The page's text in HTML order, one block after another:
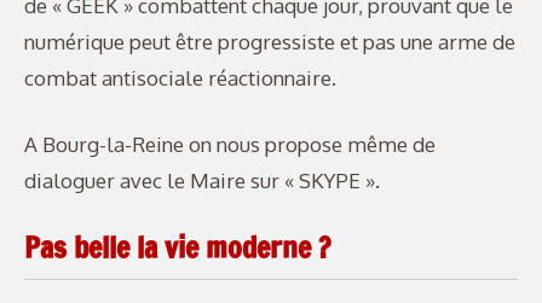
numérique peut être progressiste et pas une arme de
combat antisociale réactionnaire.
A Bourg-la-Reine on nous propose même de
dialoguer avec le Maire sur « SKYPE ».
Pas belle la vie moderne ?